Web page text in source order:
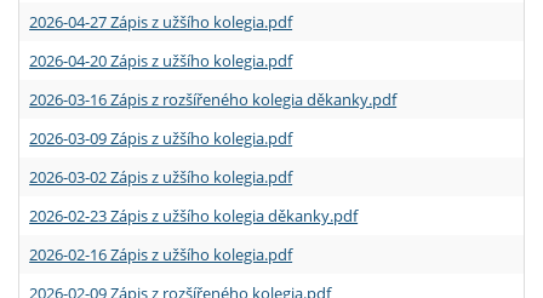
2026-04-27 Zápis z užšího kolegia.pdf
2026-04-20 Zápis z užšího kolegia.pdf
2026-03-16 Zápis z rozšířeného kolegia děkanky.pdf
2026-03-09 Zápis z užšího kolegia.pdf
2026-03-02 Zápis z užšího kolegia.pdf
2026-02-23 Zápis z užšího kolegia děkanky.pdf
2026-02-16 Zápis z užšího kolegia.pdf
2026-02-09 Zápis z rozšířeného kolegia.pdf